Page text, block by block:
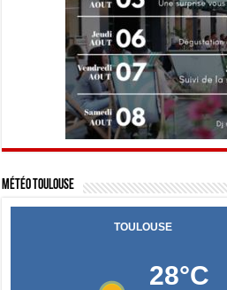
Météo Toulouse